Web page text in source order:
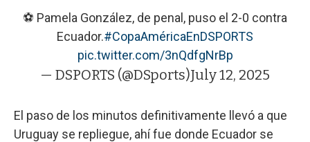
⚽ Pamela González, de penal, puso el 2-0 contra
Ecuador.#CopaAméricaEnDSPORTS
pic.twitter.com/3nQdfgNrBp
— DSPORTS (@DSports)July 12, 2025
El paso de los minutos definitivamente llevó a que
Uruguay se repliegue, ahí fue donde Ecuador se